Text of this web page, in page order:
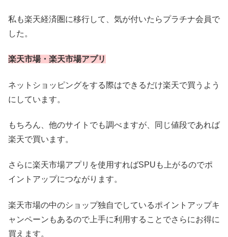
私も楽天経済圏に移行して、気が付いたらプラチナ会員で
した。
楽天市場・楽天市場アプリ
ネットショッピングをする際はできるだけ楽天で買うよう
にしています。
もちろん、他のサイトでも調べますが、同じ値段であれば
楽天で買います。
さらに楽天市場アプリを使用すればSPUも上がるのでポ
イントアップにつながります。
楽天市場の中のショップ独自でしているポイントアップキ
ャンペーンもあるので上手に利用することでさらにお得に
買えます。